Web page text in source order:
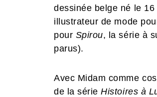
dessinée belge né le
illustrateur de mode
pour Spirou, la série à
parus).
Avec Midam comme
de la sérieHistoires à